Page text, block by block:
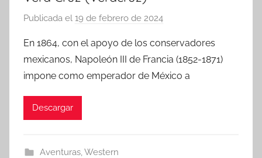
Publicada el 19 de febrero de 2024
r
En 1864, con el apoyo de los conservadores
mexicanos, Napoleón III de Francia (1852-1871)
impone como emperador de México a
Descargar
Aventuras,Western